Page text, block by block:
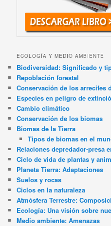
ECOLOGÍA Y MEDIO AMBIENTE
Biodiversidad: Significado y
Repoblación forestal
Conservación de los arrecifes
Especies en peligro de
Cambio climático
Conservación de los biomas
Biomas de la Tierra
Tipos de biomas en el
Relaciones depredador-presa
Ciclo de vida de plantas y
Planeta Tierra: Adaptaciones
Suelos y rocas
Ciclos en la naturaleza
Atmósfera Terrestre:
Ecología: Una visión sobre
Medio ambiente: Amenazas